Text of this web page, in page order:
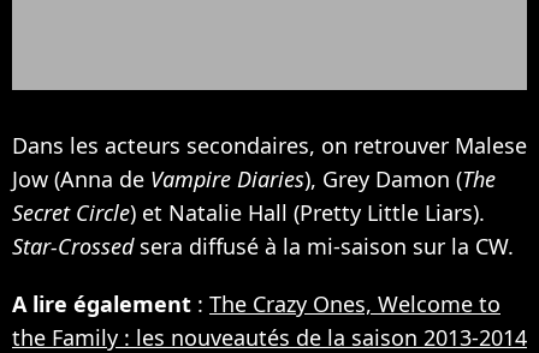
Dans les acteurs secondaires, on retrouver Malese
Jow (Anna de Vampire Diaries), Grey Damon (The
Secret Circle) et Natalie Hall (Pretty Little Liars).
Star-Crossedsera diffusé à la mi-saison sur la CW.
A lire également : The Crazy Ones, Welcome to
the Family : les nouveautés de la saison 2013-2014